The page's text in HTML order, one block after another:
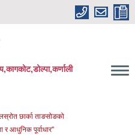
छार्का ताङसोङको
र आधुनिक पूर्वाधार''